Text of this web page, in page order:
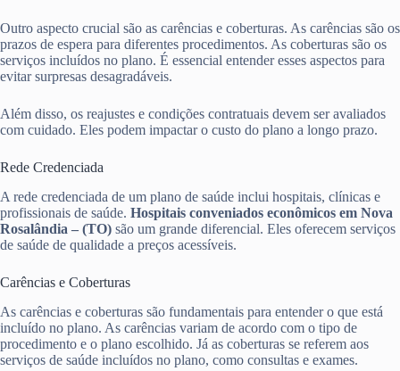
Outro aspecto crucial são as carências e coberturas. As carências são os
prazos de espera para diferentes procedimentos. As coberturas são os
serviços incluídos no plano. É essencial entender esses aspectos para
evitar surpresas desagradáveis.
Além disso, os reajustes e condições contratuais devem ser avaliados
com cuidado. Eles podem impactar o custo do plano a longo prazo.
Rede Credenciada
A rede credenciada de um plano de saúde inclui hospitais, clínicas e
profissionais de saúde. Hospitais conveniados econômicos em Nova
Rosalândia – (TO) são um grande diferencial. Eles oferecem serviços
de saúde de qualidade a preços acessíveis.
Carências e Coberturas
As carências e coberturas são fundamentais para entender o que está
incluído no plano. As carências variam de acordo com o tipo de
procedimento e o plano escolhido. Já as coberturas se referem aos
serviços de saúde incluídos no plano, como consultas e exames.